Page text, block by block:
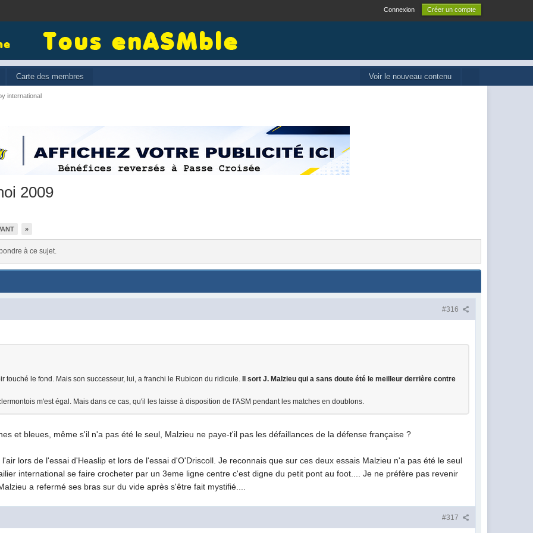
Connexion Créer un compte
Voir le nouveau contenu
Carte des membres
international
2009
»
à ce sujet.
#316
touché le fond. Mais son successeur, lui, a franchi le Rubicon du ridicule. Il sort J. Malzieu qui a sans doute été le meilleur derrière contre
m'est égal. Mais dans ce cas, qu'il les laisse à disposition de l'ASM pendant les matches en doublons.
et bleues, même s'il n'a pas été le seul, Malzieu ne paye-t'il pas les défaillances de la défense française ?
lors de l'essai d'Heaslip et lors de l'essai d'O'Driscoll. Je reconnais que sur ces deux essais Malzieu n'a pas été le seul
international se faire crocheter par un 3eme ligne centre c'est digne du petit pont au foot.... Je ne préfère pas revenir
a refermé ses bras sur du vide après s'être fait mystifié....
#317